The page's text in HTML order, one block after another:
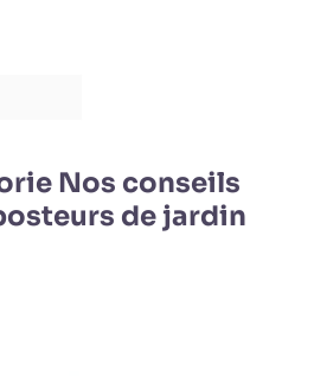
Nos conseils
de jardin